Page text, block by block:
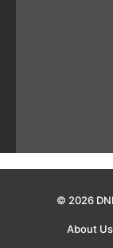
© 2026
About Us